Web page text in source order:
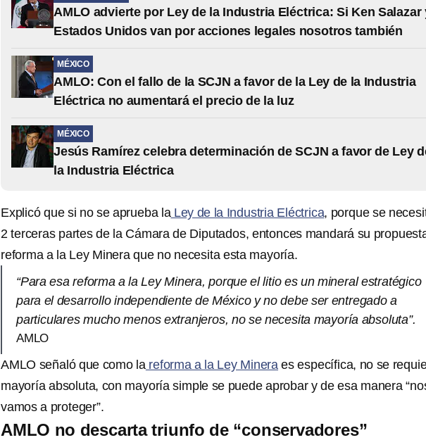
AMLO advierte por Ley de la Industria Eléctrica: Si Ken Salazar
Estados Unidos van por acciones legales nosotros también
MÉXICO
AMLO: Con el fallo de la SCJN a favor de la Ley de la Industria
Eléctrica no aumentará el precio de la luz
MÉXICO
Jesús Ramírez celebra determinación de SCJN a favor de Ley
la Industria Eléctrica
Explicó que si no se aprueba laLey de la Industria Eléctrica, porque se
2 terceras partes de la Cámara de Diputados, entonces mandará su
reforma a la Ley Minera que no necesita esta mayoría.
“Para esa reforma a la Ley Minera, porque el litio es un mineral estratégico
para el desarrollo independiente de México y no debe ser entregado a
particulares mucho menos extranjeros, no se necesita mayoría absoluta”.
AMLO
AMLO señaló que como lareforma a la Ley Minera es específica, no se
mayoría absoluta, con mayoría simple se puede aprobar y de esa manera
vamos a proteger”.
AMLO no descarta triunfo de “conservadores”